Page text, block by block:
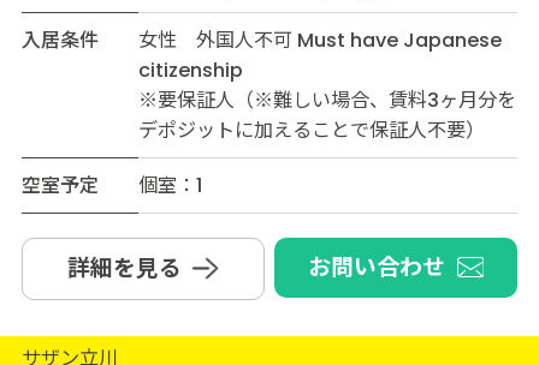
入居条件
女性 外国人不可 Must have Japanese
citizenship
※要保証人（※難しい場合、賃料3ヶ月分を
デポジットに加えることで保証人不要）
空室予定
個室：1
詳細を見る お問い合わせ
サザン立川